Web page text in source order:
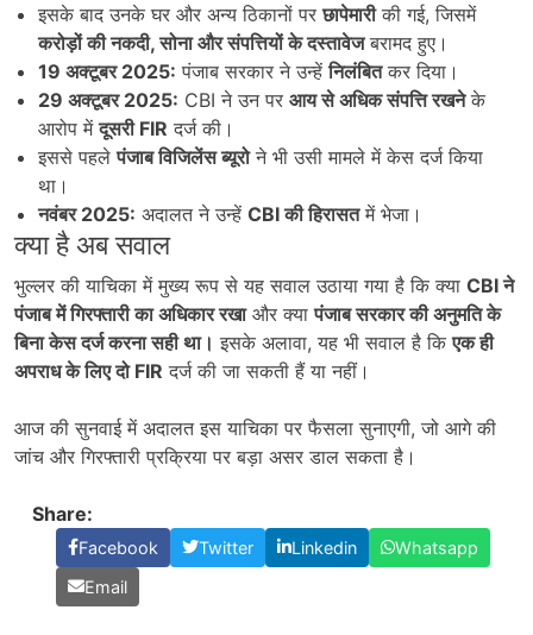
इसके बाद उनके घर और अन्य ठिकानों परछापेमारीकी गई, जिसमें
करोड़ों की नकदी,सोना और संपत्तियों के दस्तावेजबरामद हुए।
19 अक्टूबर 2025: पंजाब सरकार ने उन्हेंनिलंबितकर दिया।
29 अक्टूबर 2025: CBI ने उन पर आय से अधिक संपत्ति रखनेके
आरोप मेंदूसरी FIR दर्ज की।
इससे पहलेपंजाब विजिलेंस ब्यूरोने भी उसी मामले में केस दर्ज किया
था।
नवंबर 2025: अदालत ने उन्हें CBIकी हिरासतमें भेजा।
क्या है अब सवाल
भुल्लर की याचिका में मुख्य रूप से यह सवाल उठाया गया है कि क्या CBIने
पंजाब में गिरफ्तारी का अधिकार रखाऔर क्यापंजाब सरकार की अनुमति के
बिना केस दर्ज करना सही था। इसके अलावा, यह भी सवाल है किएक ही
अपराध के लिए दो FIR दर्ज की जा सकती हैं या नहीं।
आज की सुनवाई में अदालत इस याचिका पर फैसला सुनाएगी, जो आगे की
जांच और गिरफ्तारी प्रक्रिया पर बड़ा असर डाल सकता है।
Share:
Facebook Twitter Linkedin
Whatsapp
Email